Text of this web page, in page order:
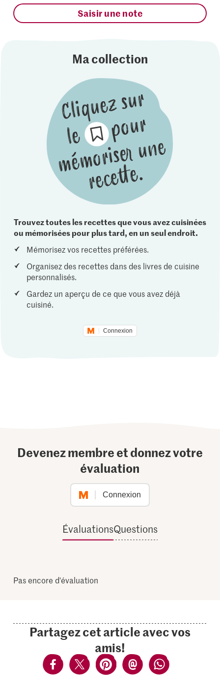
Saisir une note
Ma collection
Trouvez toutes les recettes que vous avez cuisinées
ou mémorisées pour plus tard, en un seul endroit.
Mémorisez vos recettes préférées.
Organisez des recettes dans des livres de cuisine
personnalisés.
Gardez un aperçu de ce que vous avez déjà
cuisiné.
Connexion
Devenez membre et donnez votre
évaluation
Connexion
ÉvaluationsQuestions
Pas encore d'évaluation
Partagez cet article avec vos
amis!